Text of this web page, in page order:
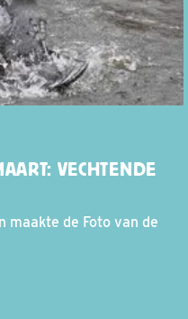
VECHTENDE
maakte de Foto van de